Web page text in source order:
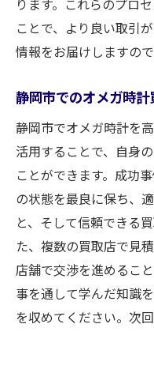
ノウハウ
買取成功のた
静岡市での買
オメガ時計の
ノウハウを
静岡市での買
買取後のフォ
静岡市で大切なオ
取ポイント
静岡市での買
報収集法
ります。これらのプロ
ことで、より良い取引
情報をお届けしますの
静岡市でのオメガ時
静岡市でオメガ時計を
活用することで、自身
ことができます。成功
の状態を最良に保ち、
と、そして信頼できる
た、複数の買取店で見
店舗で交渉を進めるこ
事を通して学んだ知識
を収めてください。次